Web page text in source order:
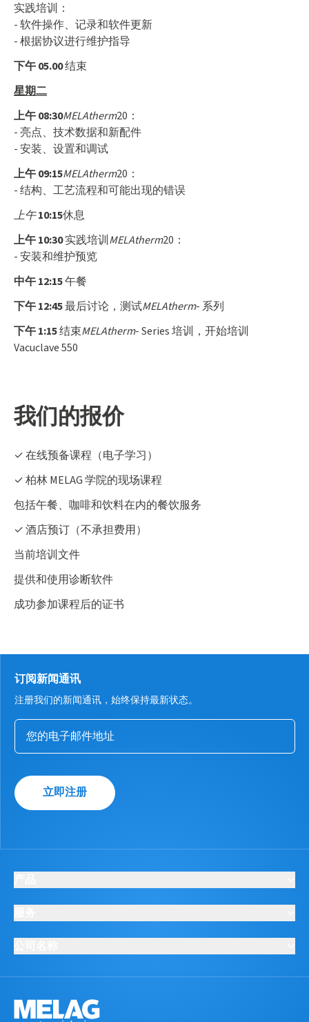
实践培训：
- 软件操作、记录和软件更新
- 根据协议进行维护指导
下午 05.00结束
星期二
上午 08:30MELAtherm20：
- 亮点、技术数据和新配件
- 安装、设置和调试
上午 09:15MELAtherm20：
- 结构、工艺流程和可能出现的错误
上午10:15休息
上午 10:30实践培训 MELAtherm20：
- 安装和维护预览
中午 12:15午餐
下午 12:45最后讨论，测试MELAtherm- 系列
下午 1:15结束MELAtherm- Series 培训，开始培训
Vacuclave 550
我们的报价
✓ 在线预备课程（电子学习）
✓ 柏林 MELAG 学院的现场课程
包括午餐、咖啡和饮料在内的餐饮服务
✓ 酒店预订（不承担费用）
当前培训文件
提供和使用诊断软件
成功参加课程后的证书
订阅新闻通讯
注册我们的新闻通讯，始终保持最新状态。
立即注册